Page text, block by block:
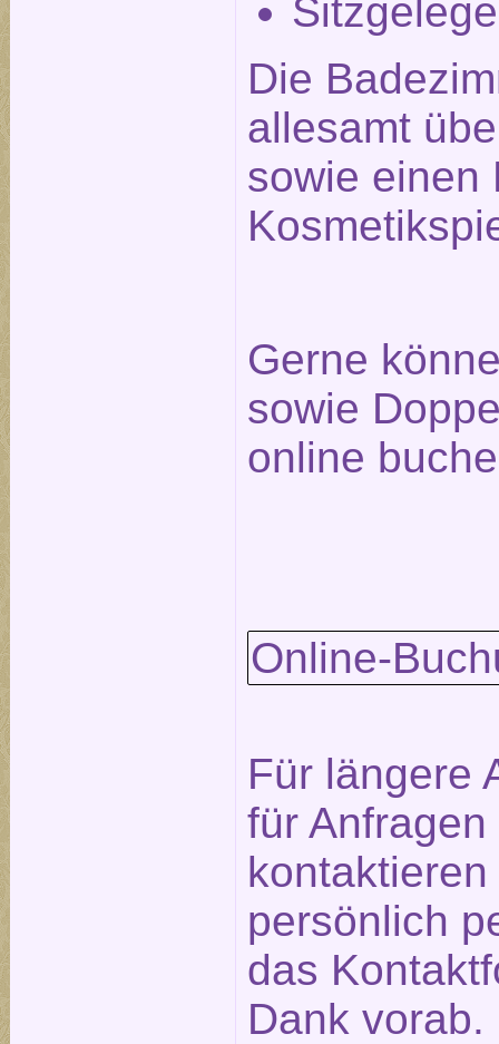
Die
allesamt
sowie einen
Gerne
sowie
online
Online-
Für längere
für
persönlich
das
Dank vorab.